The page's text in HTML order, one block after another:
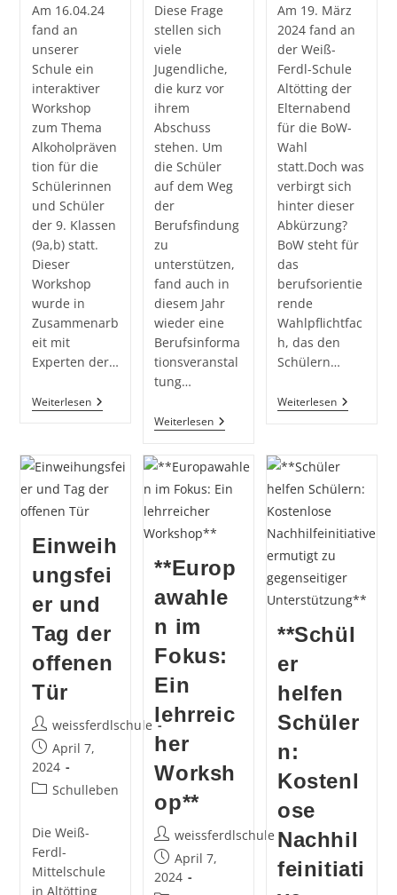
Am 16.04.24
fand an
unserer
Schule ein
interaktiver
Workshop
zum Thema
Alkoholpräven
tion für die
Schülerinnen
und Schüler
der 9. Klassen
(9a,b) statt.
Dieser
Workshop
wurde in
Zusammenarb
eit mit
Experten der…
WeiterlesenAlkohol
–
Anerkannte
Droge
Diese Frage
stellen sich
viele
Jugendliche,
die kurz vor
ihrem
Abschuss
stehen. Um
die Schüler
auf dem Weg
der
Berufsfindung
zu
unterstützen,
fand auch in
diesem Jahr
wieder eine
Berufsinforma
tionsveranstal
tung…
WeiterlesenWohin
Mit
Nach
Abschluss?
Am 19. März
2024 fand an
der Weiß-
Ferdl-Schule
Altötting der
Elternabend
für die BoW-
Wahl
statt.Doch was
verbirgt sich
hinter dieser
Abkürzung?
BoW steht für
das
berufsorientie
rende
Wahlpflichtfac
h, das den
Schülern…
WeiterlesenBoW-
Klassen
Einweih
ungsfei
er und
Tag der
offenen
Tür
Beitrags-
Autor:
weissferdlschule
Beitrag
veröffentlicht:
April 7,
2024
Beitrags-
Schulleben
Die Weiß-
Ferdl-
Mittelschule
in Altötting
**Europ
awahle
n im
Fokus:
Ein
lehrreic
her
Worksh
op**
Beitrags-
Autor:
weissferdlschule
Beitrag
veröffentlicht:
April 7,
2024
**Schül
er
helfen
Schüler
n:
Kostenl
ose
Nachhil
feinitiati